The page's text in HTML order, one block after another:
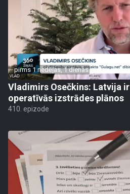
pirms 1 nedēļas, 1 dienas
Vladimirs Osečkins: Latvija
operatīvās izstrādes plānos
410. epizode